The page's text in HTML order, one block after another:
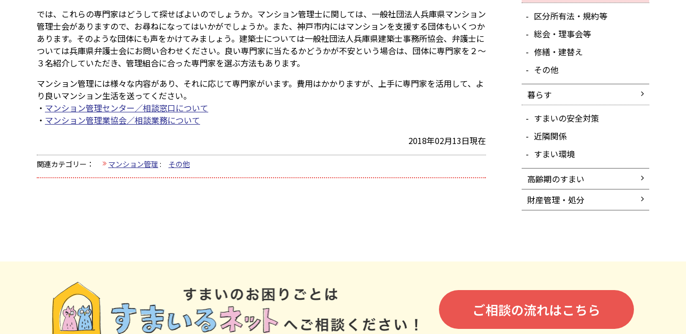
では、これらの専門家はどうして探せばよいのでしょうか。マンション管理士に関しては、一般社団法人兵庫県マンション
管理士会がありますので、お尋ねになってはいかがでしょうか。また、神戸市内にはマンションを支援する団体もいくつか
あります。そのような団体にも声をかけてみましょう。建築士については一般社団法人兵庫県建築士事務所協会、弁護士に
ついては兵庫県弁護士会にお問い合わせください。良い専門家に当たるかどうかが不安という場合は、団体に専門家を２～
３名紹介していただき、管理組合に合った専門家を選ぶ方法もあります。
マンション管理には様々な内容があり、それに応じて専門家がいます。費用はかかりますが、上手に専門家を活用して、よ
り良いマンション生活を送ってください。
・ マンション管理センター／相談窓口について
・ マンション管理業協会／相談業務について
2018年02月13日現在
関連カテゴリー： マンション管理 : その他
区分所有法・規約等
総会・理事会等
修繕・建替え
その他
暮らす
すまいの安全対策
近隣関係
すまい環境
高齢期のすまい
財産管理・処分
ご相談の流れはこちら